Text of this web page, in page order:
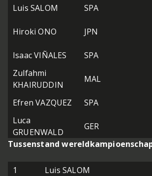
Luis SALOM
SPA
Hiroki ONO
JPN
Isaac VIÑALES
SPA
Zulfahmi
KHAIRUDDIN
MAL
Efren VAZQUEZ
SPA
Luca
GRUENWALD
GER
Tussenstand
1 Luis SALOM